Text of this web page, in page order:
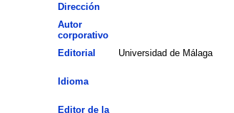
Dirección
Autor
corporativo
Editorial Universidad de Málaga
Idioma
Editor de la